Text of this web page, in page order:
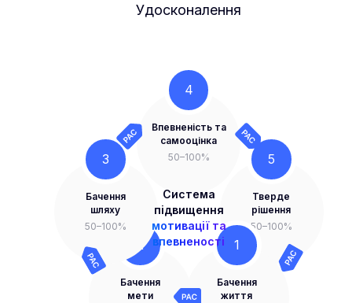
Удосконалення
4
Впевненість та
самооцінка
50–100%
5
Тверде
рішення
50–100%
1
Бачення
життя
2
Бачення
мети
3
Бачення
шляху
50–100%
Система
підвищення
мотивації та
впевненості